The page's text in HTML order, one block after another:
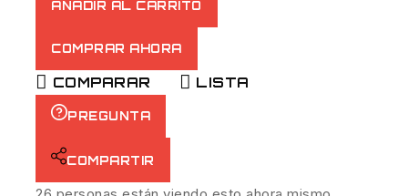
AÑADIR AL CARRITO
COMPRAR AHORA
COMPARAR LISTA
PREGUNTA
COMPARTIR